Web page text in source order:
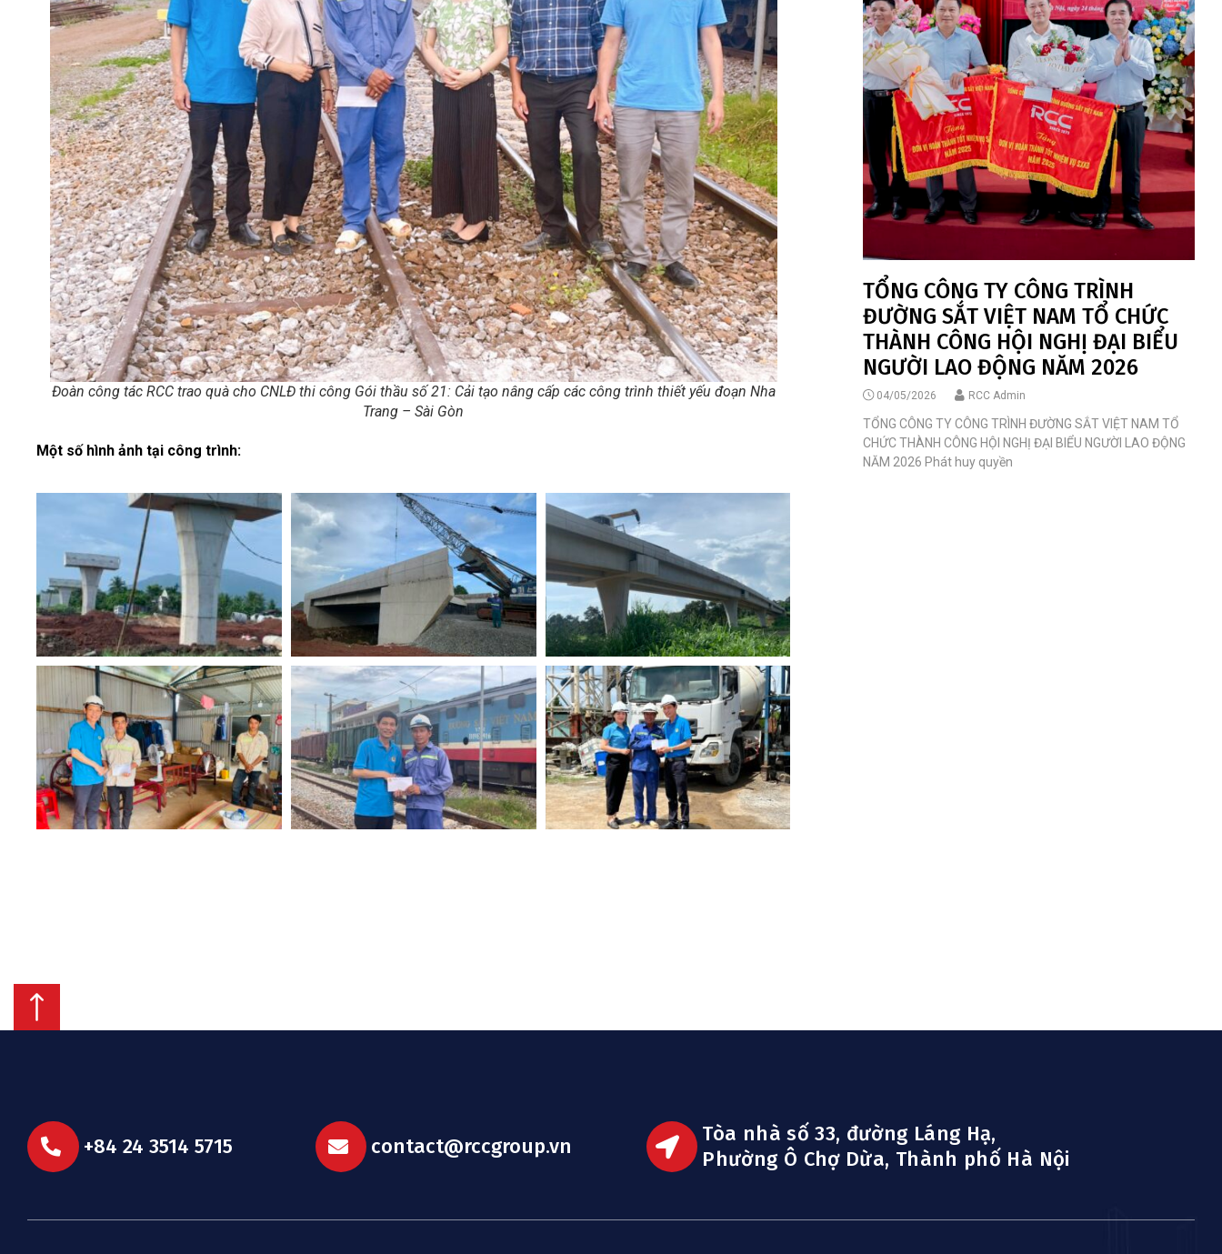
Đoàn công tác RCC trao quà cho CNLĐ thi công Gói thầu số 21: Cải tạo nâng cấp các công trình thiết yếu đoạn Nha
Trang – Sài Gòn
Một số hình ảnh tại công trình:
TỔNG CÔNG TY CÔNG TRÌNH
ĐƯỜNG SẮT VIỆT NAM TỔ CHỨC
THÀNH CÔNG HỘI NGHỊ ĐẠI BIỂU
NGƯỜI LAO ĐỘNG NĂM 2026
RCC Admin
04/05/2026
TỔNG CÔNG TY CÔNG TRÌNH ĐƯỜNG SẮT VIỆT NAM TỔ
CHỨC THÀNH CÔNG HỘI NGHỊ ĐẠI BIỂU NGƯỜI LAO ĐỘNG
NĂM 2026 Phát huy quyền
+84 24 3514 5715 contact@rccgroup.vn
Tòa nhà số 33, đường Láng Hạ,
Phường Ô Chợ Dừa, Thành phố Hà Nội